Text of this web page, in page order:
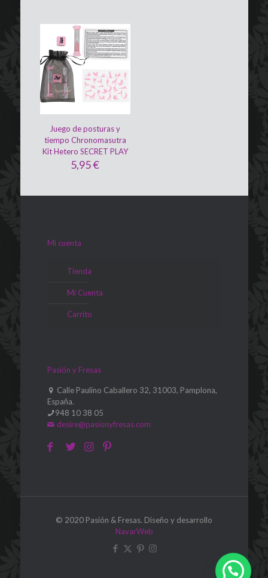
Juego de posturas y
tiempo Chronomasutra
Kit Hetero SECRET PLAY
5,95€
Mi cuenta
Tienda
Mi Cuenta
Carrito
Pasión y Fresas
Calle Paulino Caballero 32, 31003, Pamplona,
España.
948 10 38 05
desire@pasionyfresas.com
© 2020 Pasión & Fresas. Diseño y desarrollo
NavarWeb